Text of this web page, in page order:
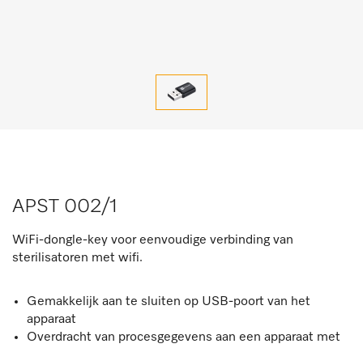
APST 002/1
WiFi-dongle-key voor eenvoudige verbinding van
sterilisatoren met wifi.
Gemakkelijk aan te sluiten op USB-poort van het
apparaat
Overdracht van procesgegevens aan een apparaat met